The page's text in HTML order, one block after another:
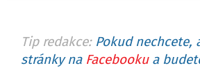
Tip redakce: Pokud
stránky na Facebookua